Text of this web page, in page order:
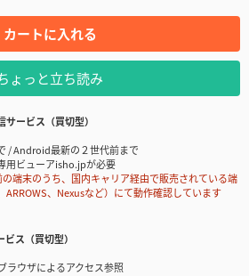
カートに入れる
ょっと立ち読み
ービス（買切型）
/ Android最新の２世代前まで
用ビューアisho.jpが必要
端末のうち、国内キャリア経由で販売されている端
ARROWS、Nexusなど）にて動作確認しています
ス（買切型）
ラウザによるアクセス参照